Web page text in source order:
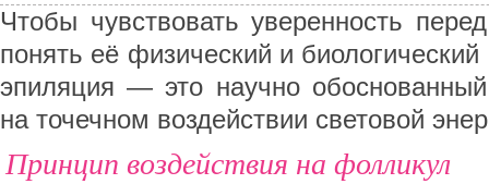
Чтобы чувствовать уверенность
понять её физический и
эпиляция — это научно
на точечном воздействии световой
Принцип воздействия на фолликул